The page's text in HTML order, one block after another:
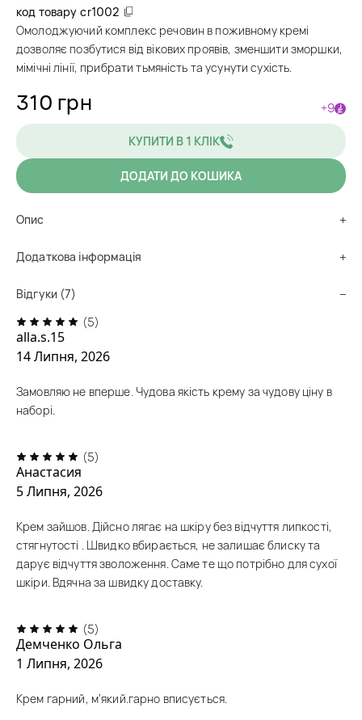
код товару cr1002
Омолоджуючий комплекс речовин в поживному кремі
дозволяє позбутися від вікових проявів, зменшити зморшки,
мімічні лінії, прибрати тьмяність та усунути сухість.
310 грн +9
КУПИТИ В 1 КЛІК
ДОДАТИ ДО КОШИКА
Опис
Додаткова інформація
Відгуки (7)
(5)
alla.s.15
14 Липня, 2026
Замовляю не вперше. Чудова якість крему за чудову ціну в
наборі.
(5)
Анастасия
5 Липня, 2026
Крем зайшов. Дійсно лягає на шкіру без відчуття липкості,
стягнутості . Швидко вбирається, не залишає блиску та
дарує відчуття зволоження. Саме те що потрібно для сухої
шкіри. Вдячна за швидку доставку.
(5)
Демченко Ольга
1 Липня, 2026
Крем гарний, м’який.гарно вписується.